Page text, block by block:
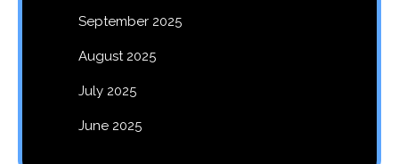
September 2025
August 2025
July 2025
June 2025